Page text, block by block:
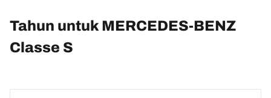
Tahun untuk MERCEDES-BENZ
Classe S